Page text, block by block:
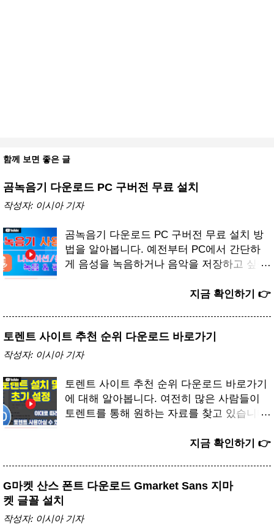
함께 보면 좋은 글
곰녹음기 다운로드 PC 구버전 무료 설치
작성자: 이시아 기자
곰녹음기 다운로드 PC 구버전 무료 설치 방
법을 알아봅니다. 예전부터 PC에서 간단하
게 음성을 녹음하거나 음악을 저장하고 싶을
녹음기입니다. 최신 버전도 계속 나오고 있지
가벼운 용량과 직관적인 인터페이스 덕분에
복잡하지 않고 누구나 쉽게 다룰 수 있기 때
터/모바일 모두 가능합니다. 크롬/웨일/엣지
브라우저 사용을 권장합니다. 네트워크 환경
에 따라 속도에 차이가 발생할 수 있습니다.
또는 삭제 될 수 있습니다. [유튜브] 곰녹음
다운받기(Windows) 👉 1. 곰녹음기 구버전
다운로드 필요성 많은 사용자가 최신 버전보
신 프로그램은 다양한 기능을 담고 있지만 실
지금 확인하기 👉
토렌트 사이트 추천 순위 다운로드 바로가기
작성자: 이시아 기자
토렌트 사이트 추천 순위 다운로드 바로가기
에 대해 알아봅니다. 여전히 많은 사람들이
토렌트를 통해 원하는 자료를 찾고 있습니다.
준이 아니라 여러 이용자가 동시에 데이터를
유용하게 쓰이고 있습니다. 아래 토렌트 사이
오. [바로가기] 토렌트 사이트 PC컴퓨터/모바
지금 확인하기 👉
G마켓 산스 폰트 다운로드 Gmarket Sans 지마
켓 글꼴 설치
작성자: 이시아 기자